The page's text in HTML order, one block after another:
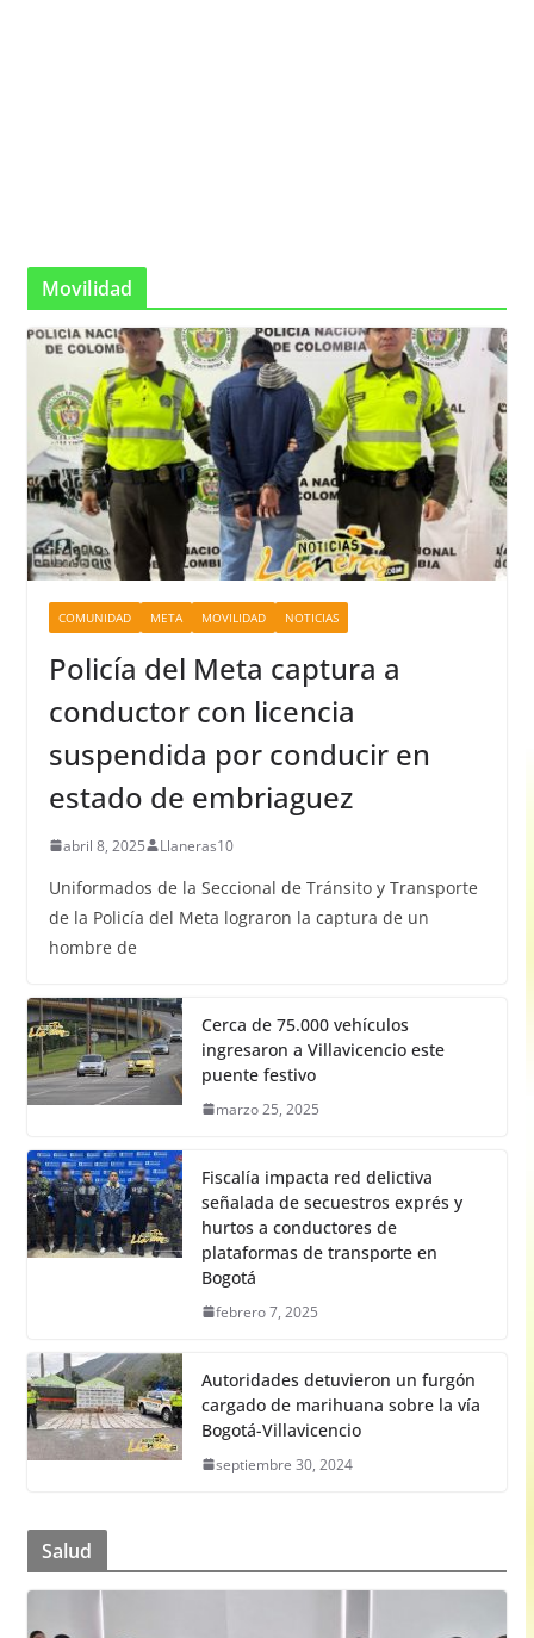
Movilidad
COMUNIDAD META MOVILIDAD NOTICIAS
Policía del Meta captura a
conductor con licencia
suspendida por conducir en
estado de embriaguez
abril 8, 2025 Llaneras10
Uniformados de la Seccional de Tránsito y Transporte
de la Policía del Meta lograron la captura de un
hombre de
Cerca de 75.000 vehículos
ingresaron a Villavicencio este
puente festivo
marzo 25, 2025
Fiscalía impacta red delictiva
señalada de secuestros exprés y
hurtos a conductores de
plataformas de transporte en
Bogotá
febrero 7, 2025
Autoridades detuvieron un furgón
cargado de marihuana sobre la vía
Bogotá-Villavicencio
septiembre 30, 2024
Salud